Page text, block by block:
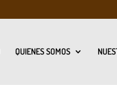
QUIENES SOMOS